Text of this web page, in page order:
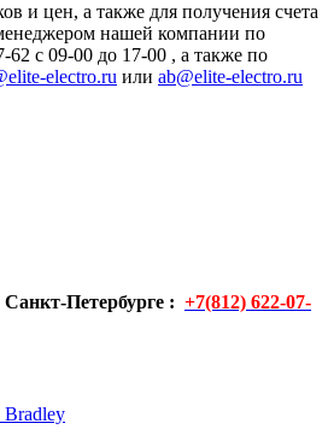
и цен, а также для получения счета
нашей компании по
62 с 09-00 до 17-00 , а также по
electro.ru или ab@elite-electro.ru
Санкт-Петербурге : +7(812) 622-07-
Bradley